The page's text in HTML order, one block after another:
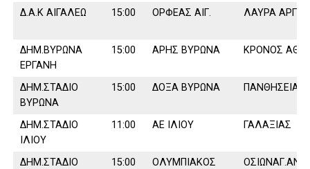
∆.Α.Κ ΑΙΓΑΛΕΩ 15:00 ΟΡΦΕΑΣ ΑΙΓ. ΛΑΥΡΑ
∆ΗΜ.ΒΥΡΩΝΑ
ΕΡΓΑΝΗ
15:00 ΑΡΗΣ ΒΥΡΩΝΑ ΚΡΟΝΟΣ ΑΘ.
∆ΗΜ.ΣΤΑ∆ΙΟ
ΒΥΡΩΝΑ
15:00 ∆ΟΞΑ ΒΥΡΩΝΑ
∆ΗΜ.ΣΤΑ∆ΙΟ
ΙΛΙΟΥ
11:00 ΑΕ ΙΛΙΟΥ ΓΑΛΑΞΙΑΣ
∆ΗΜ.ΣΤΑ∆ΙΟ
15:00
ΟΛΥΜΠΙΑΚΟΣ